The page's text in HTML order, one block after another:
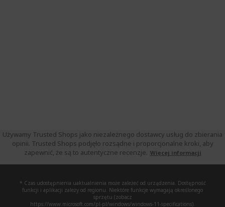
Używamy Trusted Shops jako niezależnego dostawcy usług do zbierania
opinii. Trusted Shops podjęło rozsądne i proporcjonalne kroki, aby
zapewnić, że są to autentyczne recenzje. Więcej informacji
* Czas udostępnienia uaktualnienia może zależeć od urządzenia. Dostępność
funkcji i aplikacji zależy od regionu. Niektóre funkcje wymagają określonego
sprzętu (zobacz
https://www.microsoft.com/pl-pl/windows/windows-11-specifications).